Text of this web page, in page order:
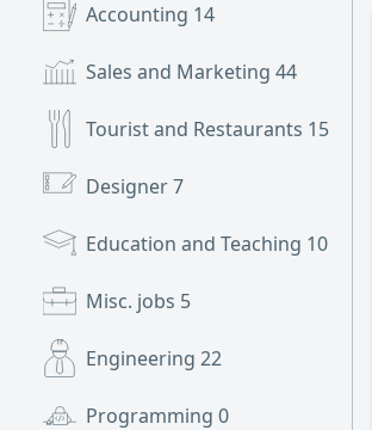
Accounting 14
Sales and Marketing 44
Tourist and Restaurants 15
Designer7
Education and Teaching 10
Misc. jobs 5
Engineering 22
Programming 0